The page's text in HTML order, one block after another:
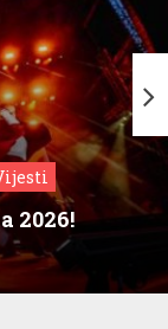
2026!